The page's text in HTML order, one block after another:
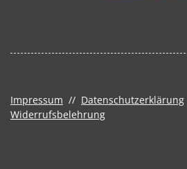
Impressum // Datenschutzerklärung
Widerrufsbelehrung